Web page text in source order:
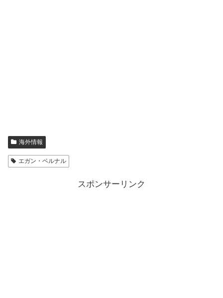
海外情報
エガン・ベルナル
スポンサーリンク